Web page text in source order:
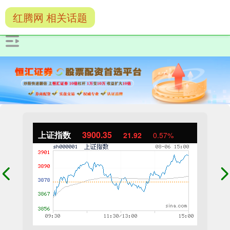
上证指数 3900.35 21.92 0.57%
红腾网 相关话题